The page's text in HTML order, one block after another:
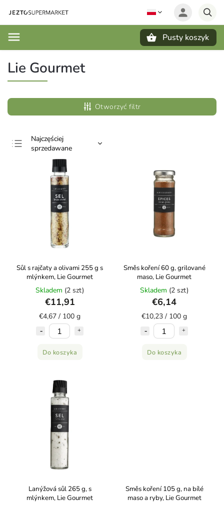
Pusty koszyk
Lie Gourmet
Otworzyć filtr
Najczęściej
sprzedawane
Najtańsze
Najdroższe
Alfabetycznie
Sůl s rajčaty a olivami 255 g s
mlýnkem, Lie Gourmet
Skladem (2 szt)
€11,91
€4,67 / 100 g
Do koszyka
Směs koření 60 g, grilované
maso, Lie Gourmet
Skladem (2 szt)
€6,14
€10,23 / 100 g
Do koszyka
Lanýžová sůl 265 g, s
mlýnkem, Lie Gourmet
Směs koření 105 g, na bílé
maso a ryby, Lie Gourmet